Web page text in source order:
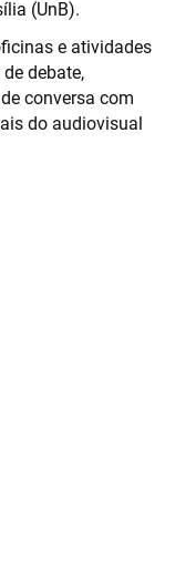
(UnB).
e atividades
debate,
conversa com
do audiovisual